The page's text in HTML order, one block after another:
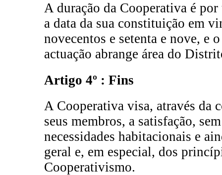
A duração da Cooperativa é
a data da sua constituição em
novecentos e setenta e nove, e
actuação abrange área do
Artigo 4º : Fins
A Cooperativa visa, através da
seus membros, a satisfação,
necessidades habitacionais e
geral e, em especial, dos
Cooperativismo.